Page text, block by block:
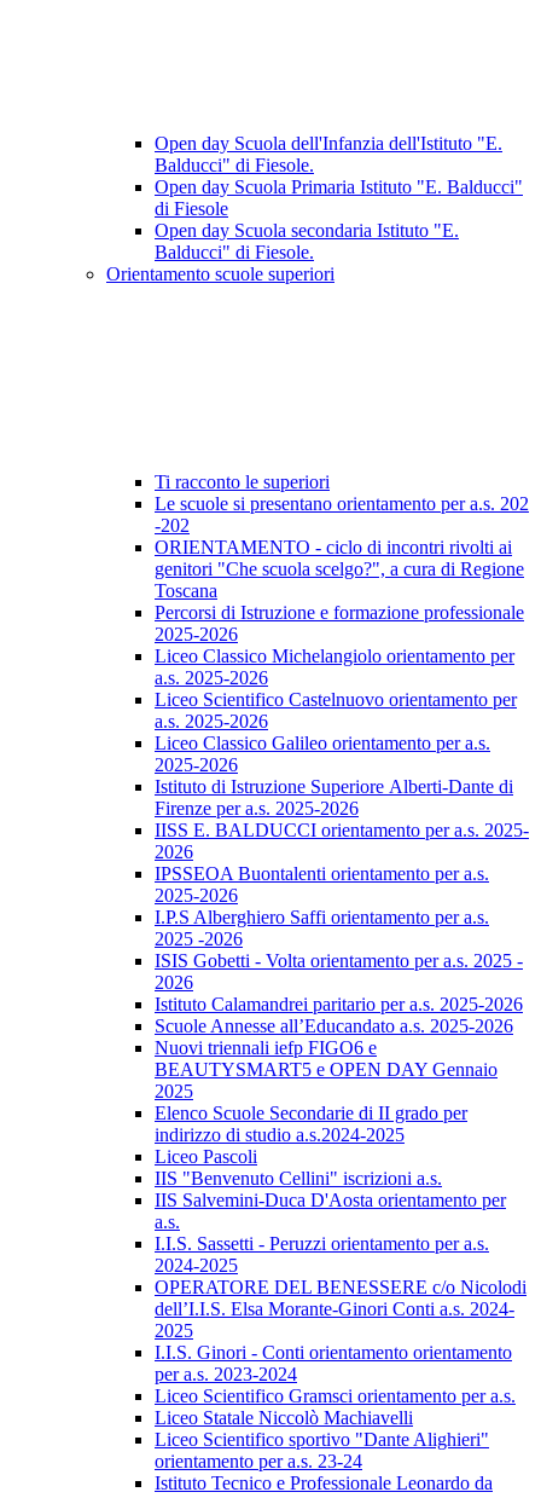
Open day Scuola dell'Infanzia dell'Istituto "E.
Balducci" di Fiesole.
Open day Scuola Primaria Istituto "E. Balducci"
di Fiesole
Open day Scuola secondaria Istituto "E.
Balducci" di Fiesole.
Orientamento scuole superiori
Ti racconto le superiori
Le scuole si presentano orientamento per a.s. 202
-202
ORIENTAMENTO - ciclo di incontri rivolti ai
genitori "Che scuola scelgo?", a cura di Regione
Toscana
Percorsi di Istruzione e formazione professionale
2025-2026
Liceo Classico Michelangiolo orientamento per
a.s. 2025-2026
Liceo Scientifico Castelnuovo orientamento per
a.s. 2025-2026
Liceo Classico Galileo orientamento per a.s.
2025-2026
Istituto di Istruzione Superiore Alberti-Dante di
Firenze per a.s. 2025-2026
IISS E. BALDUCCI orientamento per a.s. 2025-
2026
IPSSEOA Buontalenti orientamento per a.s.
2025-2026
I.P.S Alberghiero Saffi orientamento per a.s.
2025 -2026
ISIS Gobetti - Volta orientamento per a.s. 2025 -
2026
Istituto Calamandrei paritario per a.s. 2025-2026
Scuole Annesse all’Educandato a.s. 2025-2026
Nuovi triennali iefp FIGO6 e
BEAUTYSMART5 e OPEN DAY Gennaio
2025
Elenco Scuole Secondarie di II grado per
indirizzo di studio a.s.2024-2025
Liceo Pascoli
IIS "Benvenuto Cellini" iscrizioni a.s.
IIS Salvemini-Duca D'Aosta orientamento per
a.s.
I.I.S. Sassetti - Peruzzi orientamento per a.s.
2024-2025
OPERATORE DEL BENESSERE c/o Nicolodi
dell’I.I.S. Elsa Morante-Ginori Conti a.s. 2024-
2025
I.I.S. Ginori - Conti orientamento orientamento
per a.s. 2023-2024
Liceo Scientifico Gramsci orientamento per a.s.
Liceo Statale Niccolò Machiavelli
Liceo Scientifico sportivo "Dante Alighieri"
orientamento per a.s. 23-24
Istituto Tecnico e Professionale Leonardo da